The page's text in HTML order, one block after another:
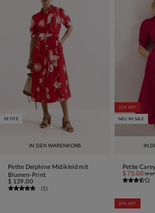
IN DEN WARENKORB
PETITE
Petite Delphine Midikleid mit
Blumen-Print
$ 139.00
(1)
IN
35% OFF
NEU IM SALE
Petite
$ 75.00
35% OFF